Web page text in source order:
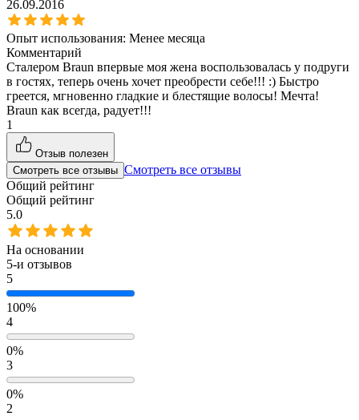
26.09.2016
Опыт использования: Менее месяца
Комментарий
Сталером Braun впервые моя жена воспользовалась у подруги
в гостях, теперь очень хочет преобрести себе!!! :) Быстро
греется, мгновенно гладкие и блестящие волосы! Мечта!
Braun как всегда, радует!!!
1
Отзыв полезен
Смотреть все отзывы Смотреть все отзывы
Общий рейтинг
Общий рейтинг
5.0
На основании
5-и отзывов
5
100%
4
0%
3
0%
2